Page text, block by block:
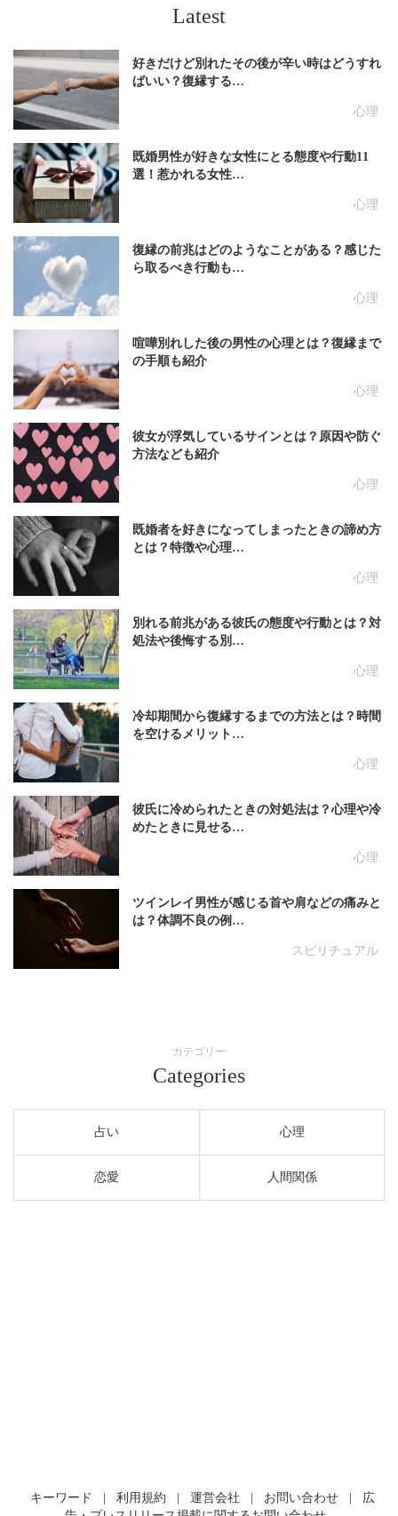
Latest
心理
好きだけど別れたその後が辛い時はどうすれ
ばいい？復縁する…
心理
既婚男性が好きな女性にとる態度や行動11
選！惹かれる女性…
心理
復縁の前兆はどのようなことがある？感じた
ら取るべき行動も…
心理
喧嘩別れした後の男性の心理とは？復縁まで
の手順も紹介
心理
彼女が浮気しているサインとは？原因や防ぐ
方法なども紹介
心理
既婚者を好きになってしまったときの諦め方
とは？特徴や心理…
心理
別れる前兆がある彼氏の態度や行動とは？対
処法や後悔する別…
心理
冷却期間から復縁するまでの方法とは？時間
を空けるメリット…
心理
彼氏に冷められたときの対処法は？心理や冷
めたときに見せる…
スピリチュアル
ツインレイ男性が感じる首や肩などの痛みと
は？体調不良の例…
カテゴリー
Categories
占い 心理
恋愛 人間関係
キーワード 利用規約 運営会社 お問い合わせ
広